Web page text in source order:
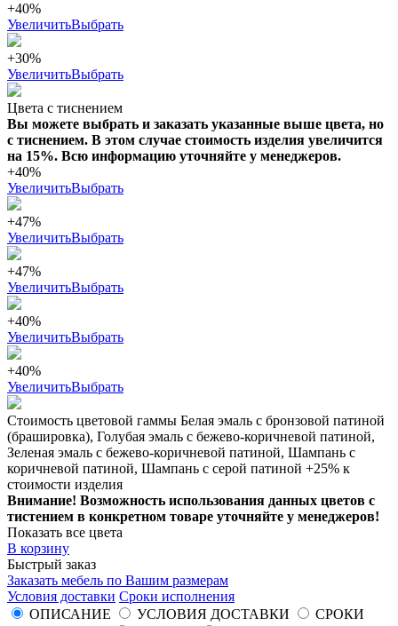
+40%
УвеличитьВыбрать
+30%
УвеличитьВыбрать
Цвета с тиснением
Вы можете выбрать и заказать указанные выше цвета, но
с тиснением. В этом случае стоимость изделия увеличится
на 15%. Всю информацию уточняйте у менеджеров.
+40%
УвеличитьВыбрать
+47%
УвеличитьВыбрать
+47%
УвеличитьВыбрать
+40%
УвеличитьВыбрать
+40%
УвеличитьВыбрать
Стоимость цветовой гаммы Белая эмаль с бронзовой патиной
(брашировка), Голубая эмаль с бежево-коричневой патиной,
Зеленая эмаль с бежево-коричневой патиной, Шампань с
коричневой патиной, Шампань с серой патиной +25% к
стоимости изделия
Внимание! Возможность использования данных цветов с
тистением в конкретном товаре уточняйте у менеджеров!
Показать все цвета
В корзину
Быстрый заказ
Заказать мебель по Вашим размерам
Условия доставки Сроки исполнения
ОПИСАНИЕ
УСЛОВИЯ ДОСТАВКИ
СРОКИ